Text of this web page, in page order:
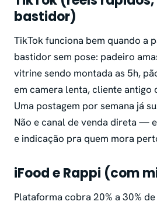
bastidor)
TikTok funciona bem quando a
bastidor sem pose: padeiro
vitrine sendo montada as 5h,
em camera lenta, cliente antigo
Uma postagem por semana já
Não e canal de venda direta —
e indicação pra quem mora
iFood e Rappi (com
Plataforma cobra 20% a 30%